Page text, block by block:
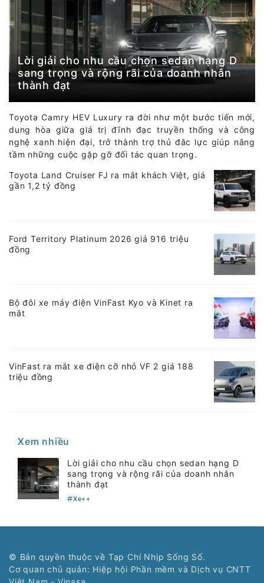
Lời giải cho nhu cầu chọn sedan hạng D
sang trọng và rộng rãi của doanh nhân
thành đạt
Toyota Camry HEV Luxury ra đời như một bước tiến mới,
dung hòa giữa giá trị đĩnh đạc truyền thống và công
nghệ xanh hiện đại, trở thành trợ thủ đắc lực giúp nâng
tầm những cuộc gặp gỡ đối tác quan trọng.
Toyota Land Cruiser FJ ra mắt khách Việt, giá
gần 1,2 tỷ đồng
Ford Territory Platinum 2026 giá 916 triệu
đồng
Bộ đôi xe máy điện VinFast Kyo và Kinet ra
mắt
VinFast ra mắt xe điện cỡ nhỏ VF 2 giá 188
triệu đồng
Xem nhiều
Lời giải cho nhu cầu chọn sedan hạng D
sang trọng và rộng rãi của doanh nhân
thành đạt
Xe++
© Bản quyền thuộc về Tạp Chí Nhịp Sống Số.
Cơ quan chủ quản: Hiệp hội Phần mềm và Dịch vụ CNTT